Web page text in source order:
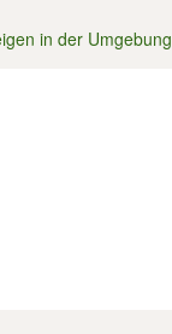
in der Umgebung